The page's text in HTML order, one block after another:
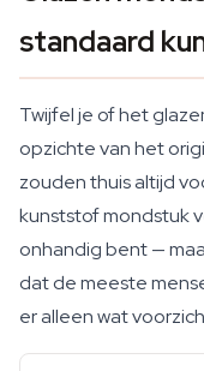
standaard
Twijfel je of het
opzichte van het
zouden thuis altijd
kunststof mondstuk
onhandig bent —
dat de meeste
er alleen wat